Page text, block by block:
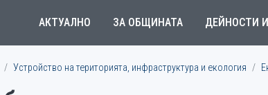
АКТУАЛНО ЗА ОБЩИНАТА ДЕЙНОСТИ
Устройство на територията, инфраструктура и екология